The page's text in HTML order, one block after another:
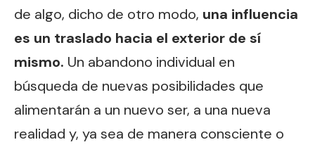
de algo, dicho de otro modo, una influencia
es un traslado hacia el exterior de sí
mismo. Un abandono individual en
búsqueda de nuevas posibilidades que
alimentarán a un nuevo ser, a una nueva
realidad y, ya sea de manera consciente o